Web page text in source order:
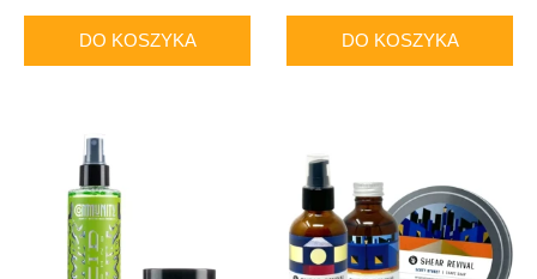
DO KOSZYKA DO KOSZYKA